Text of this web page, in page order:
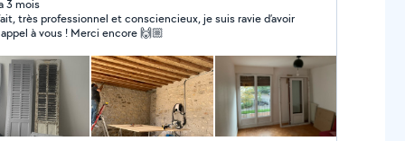
talents pour des petites et grandes interventions.
qui vous garantit le professionnalisme ainsi
excellent résultat. Très ponctuel et aime bien
Je m'engage pour un travail propre et abordable.
avez des besoins pour de la rénovation (
menuiserie extérieur, électricité, plomberie)
un plaisir de vous proposer les services de
partenaire avec lesquelles je travaille tout aux
3 mois
très professionnel et consciencieux, je suis ravie d’avoir
à vous ! Merci encore 🙌🏼